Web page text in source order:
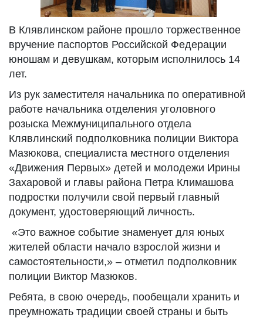
В Клявлинском районе прошло торжественное
вручение паспортов Российской Федерации
юношам и девушкам, которым исполнилось 14
лет.
Из рук заместителя начальника по оперативной
работе начальника отделения уголовного
розыска Межмуниципального отдела
Клявлинский подполковника полиции Виктора
Мазюкова, специалиста местного отделения
«Движения Первых» детей и молодежи Ирины
Захаровой и главы района Петра Климашова
подростки получили свой первый главный
документ, удостоверяющий личность.
«Это важное событие знаменует для юных
жителей области начало взрослой жизни и
самостоятельности,» – отметил подполковник
полиции Виктор Мазюков.
Ребята, в свою очередь, пообещали хранить и
преумножать традиции своей страны и быть